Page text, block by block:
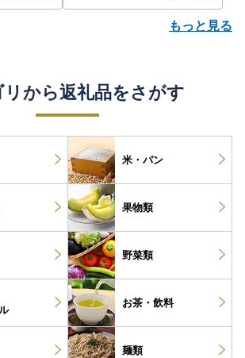
もっと見る
リから返礼品をさがす
米・パン
果物類
野菜類
お茶・ 飲料
麺類